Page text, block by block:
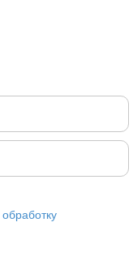
обработку